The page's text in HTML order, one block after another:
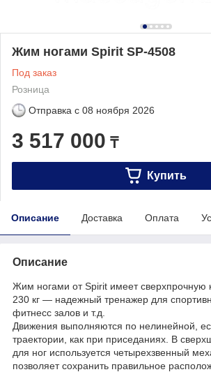
Жим ногами Spirit SP-4508
Под заказ
Розница
Отправка с 08 ноября 2026
3 517 000 ₸
Купить
Описание Доставка Оплата
Описание
Жим ногами от Spirit имеет сверхпрочную
230 кг — надежный тренажер для
фитнесс залов и т.д.
Движения выполняются по нелинейной,
траектории, как при приседаниях. В
для ног используется четырехзвенный
позволяет сохранить правильное